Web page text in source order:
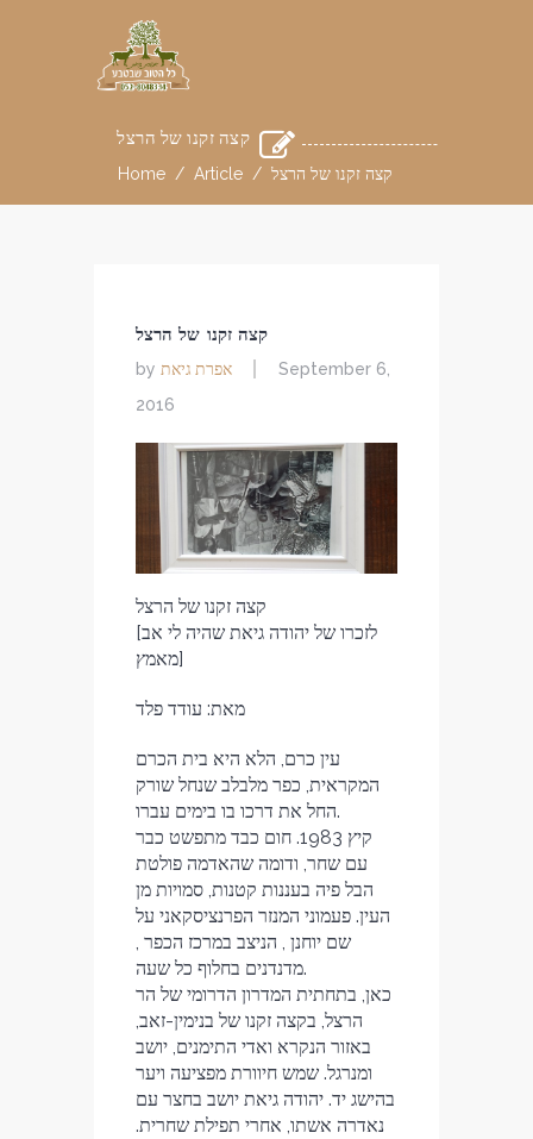
קצה זקנו של הרצל
Home / Article / קצה זקנו של הרצל
קצה זקנו של הרצל
by אפרת גיאת
September 6,
2016
קצה זקנו של הרצל
[לזכרו של יהודה גיאת שהיה לי אב
מאמץ]
מאת: עודד פלד
עין כרם, הלא היא בית הכרם
המקראית, כפר מלבלב שנחל שורק
החל את דרכו בו בימים עברו.
קיץ 1983. חום כבד מתפשט כבר
עם שחר, ודומה שהאדמה פולטת
הבל פיה בעננות קטנות, סמויות מן
העין. פעמוני המנזר הפרנציסקאני על
שם יוחנן , הניצב במרכז הכפר ,
מדנדנים בחלוף כל שעה.
כאן, בתחתית המדרון הדרומי של הר
הרצל, בקצה זקנו של בנימין-זאב,
באזור הנקרא ואדי התימנים, יושב
ומנרגל. שמש חיוורת מפציעה ויער
בהישג יד. יהודה גיאת יושב בחצר עם
נאדרה אשתו, אחרי תפילת שחרית.